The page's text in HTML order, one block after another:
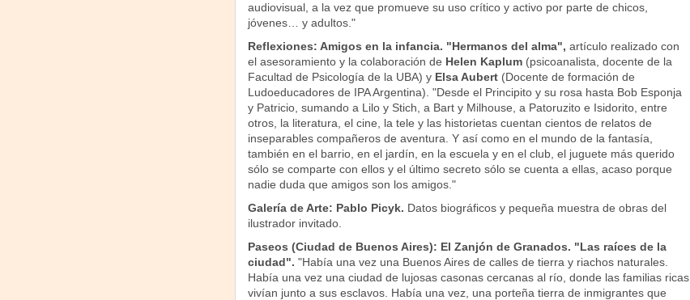
audiovisual, a la vez que promueve su uso crítico y activo por parte de chicos,
jóvenes… y adultos."
Reflexiones: Amigos en la infancia. "Hermanos del alma", artículo realizado con
el asesoramiento y la colaboración de Helen Kaplum(psicoanalista, docente de la
Facultad de Psicología de la UBA) y Elsa Aubert(Docente de formación de
Ludoeducadores de IPA Argentina). "Desde el Principito y su rosa hasta Bob Esponja
y Patricio, sumando a Lilo y Stich, a Bart y Milhouse, a Patoruzito e Isidorito, entre
otros, la literatura, el cine, la tele y las historietas cuentan cientos de relatos de
inseparables compañeros de aventura. Y así como en el mundo de la fantasía,
también en el barrio, en el jardín, en la escuela y en el club, el juguete más querido
sólo se comparte con ellos y el último secreto sólo se cuenta a ellas, acaso porque
nadie duda que amigos son los amigos."
Galería de Arte: Pablo Picyk. Datos biográficos y pequeña muestra de obras del
ilustrador invitado.
Paseos (Ciudad de Buenos Aires): El Zanjón de Granados. "Las raíces de la
ciudad". "Había una vez una Buenos Aires de calles de tierra y riachos naturales.
Había una vez una ciudad de lujosas casonas cercanas al río, donde las familias ricas
vivían junto a sus esclavos. Había una vez, una porteña tierra de inmigrantes que